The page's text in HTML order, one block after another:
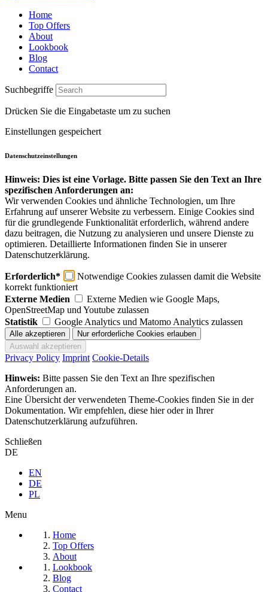
Home
Top Offers
About
Lookbook
Blog
Contact
Suchbegriffe
Drücken Sie die Eingabetaste um zu suchen
Einstellungen gespeichert
Datenschutzeinstellungen
Hinweis: Dies ist eine Vorlage. Bitte passen Sie den Text an Ihre
spezifischen Anforderungen an:
Wir verwenden Cookies und ähnliche Technologien, um Ihre
Erfahrung auf unserer Website zu verbessern. Einige Cookies sind
für die grundlegende Funktionalität erforderlich, während andere
dazu beitragen, die Nutzung zu analysieren und unsere Dienste zu
optimieren. Detaillierte Informationen finden Sie in unserer
Datenschutzerklärung.
Erforderlich*
Notwendige Cookies zulassen damit die Website
korrekt funktioniert
Externe Medien
Externe Medien wie Google Maps,
OpenStreetMap und Youtube zulassen
Statistik
Google Analytics und Matomo Analytics zulassen
Privacy Policy Imprint Cookie-Details
Hinweis: Bitte passen Sie den Text an Ihre spezifischen
Anforderungen an.
Eine Übersicht der verwendeten Theme-Cookies finden Sie in der
Dokumentation. Wir empfehlen, diese hier oder in Ihrer
Datenschutzerklärung aufzuführen.
Schließen
DE
EN
DE
PL
Menu
Home
Top Offers
About
Lookbook
Blog
Contact